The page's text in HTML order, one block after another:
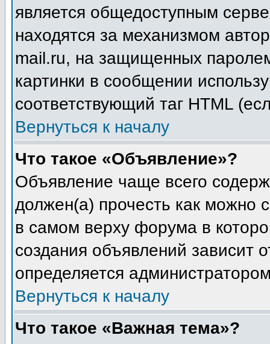
является общедоступным
находятся за механизмом
mail.ru, на защищенных
картинки в сообщении
соответствующий таг HTML
Вернуться к началу
Что такое «Объявление»?
Объявление чаще всего
должен(а) прочесть как можно
в самом верху форума в
создания объявлений зависит
определяется
Вернуться к началу
Что такое «Важная тема»?